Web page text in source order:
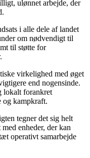
ulønnet arbejde, der
i alle dele af landet
om nødvendigt til
til støtte for
virkelighed med øget
end nogensinde.
lokalt forankret
og kampkraft.
tegner det sig helt
enheder, der kan
operativt samarbejde